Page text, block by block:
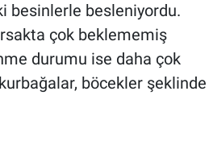
besinlerle besleniyordu.
çok beklememiş
durumu ise daha çok
böcekler şeklinde